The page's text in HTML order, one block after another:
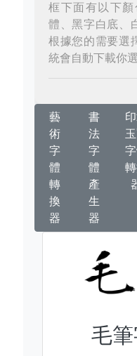
框下面有以下
體、黑字白底、
根據您的需要選
統會自動下載你
藝
術
字
體
轉
換
器
書
法
字
體
產
生
器
毛